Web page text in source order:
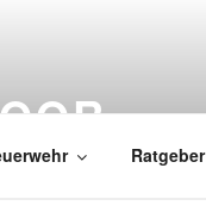
Ratgeber